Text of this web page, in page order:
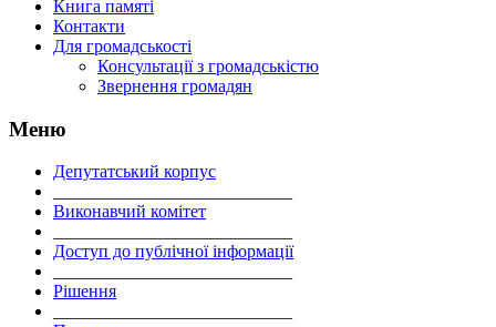
Книга памяті
Контакти
Для громадськості
Консультації з громадськістю
Звернення громадян
Меню
Депутатський корпус
Виконавчий комітет
Доступ до публічної інформації
Рішення